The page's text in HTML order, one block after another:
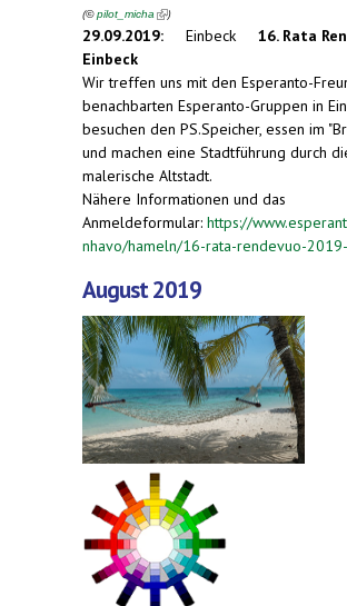
(©pilot_micha(link is external)
)
29.09.2019: Einbeck 16. Rata
Einbeck
Wir treffen uns mit den Esperanto-
benachbarten Esperanto-Gruppen in
besuchen den PS.Speicher, essen im
und machen eine Stadtführung durch
malerische Altstadt.
Nähere Informationen und das
Anmeldeformular: https://
nhavo/hameln/16-rata-rendevuo-
August 2019